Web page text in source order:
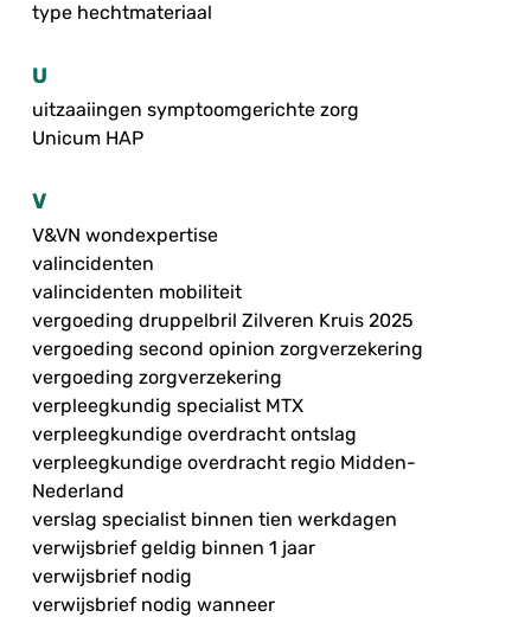
type hechtmateriaal
U
uitzaaiingen symptoomgerichte zorg
Unicum HAP
V
V&VN wondexpertise
valincidenten
valincidenten mobiliteit
vergoeding druppelbril Zilveren Kruis 2025
vergoeding second opinion zorgverzekering
vergoeding zorgverzekering
verpleegkundig specialist MTX
verpleegkundige overdracht ontslag
verpleegkundige overdracht regio Midden-
Nederland
verslag specialist binnen tien werkdagen
verwijsbrief geldig binnen 1 jaar
verwijsbrief nodig
verwijsbrief nodig wanneer